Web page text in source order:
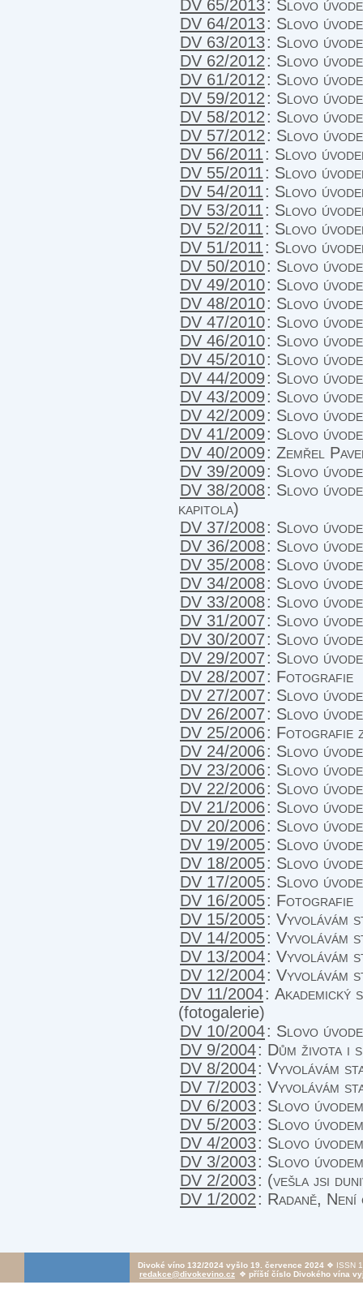
DV 65/2013: Slovo
DV 64/2013: Slovo
DV 63/2013: Slovo
DV 62/2012: Slovo
DV 61/2012: Slovo
DV 59/2012: Slovo
DV 58/2012: Slovo
DV 57/2012: Slovo
DV 56/2011: Slovo
DV 55/2011: Slovo
DV 54/2011: Slovo
DV 53/2011: Slovo
DV 52/2011: Slovo
DV 51/2011: Slovo
DV 50/2010: Slovo
DV 49/2010: Slovo
DV 48/2010: Slovo
DV 47/2010: Slovo
DV 46/2010: Slovo
DV 45/2010: Slovo
DV 44/2009: Slovo
DV 43/2009: Slovo
DV 42/2009: Slovo
DV 41/2009: Slovo
DV 40/2009: Zemřel
DV 39/2009: Slovo
DV 38/2008: Slovo
kapitola)
DV 37/2008: Slovo
DV 36/2008: Slovo
DV 35/2008: Slovo
DV 34/2008: Slovo
DV 33/2008: Slovo
DV 31/2007: Slovo
DV 30/2007: Slovo
DV 29/2007: Slovo
DV 28/2007: Fotografie
DV 27/2007: Slovo
DV 26/2007: Slovo
DV 25/2006: Fotografie
DV 24/2006: Slovo
DV 23/2006: Slovo
DV 22/2006: Slovo
DV 21/2006: Slovo
DV 20/2006: Slovo
DV 19/2005: Slovo
DV 18/2005: Slovo
DV 17/2005: Slovo
DV 16/2005: Fotografie
DV 15/2005: Vyvolávám
DV 14/2005: Vyvolávám
DV 13/2004: Vyvolávám
DV 12/2004: Vyvolávám
DV 11/2004:
(fotogalerie)
DV 10/2004: Slovo
DV 9/2004: Dům života i
DV 8/2004: Vyvolávám
DV 7/2003: Vyvolávám
DV 6/2003: Slovo úvodem
DV 5/2003: Slovo úvodem
DV 4/2003: Slovo úvodem
DV 3/2003: Slovo úvodem
DV 2/2003: (vešla jsi
DV 1/2002: Radaně, Není
Divoké víno 132/2024 vyšlo 19. července 2024 ❖ ISSN
redakce@divokevino.cz ❖ příští číslo Divokého vína